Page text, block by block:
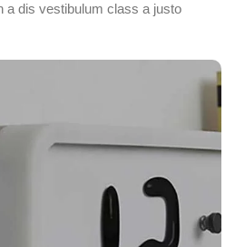
a dis vestibulum class a justo